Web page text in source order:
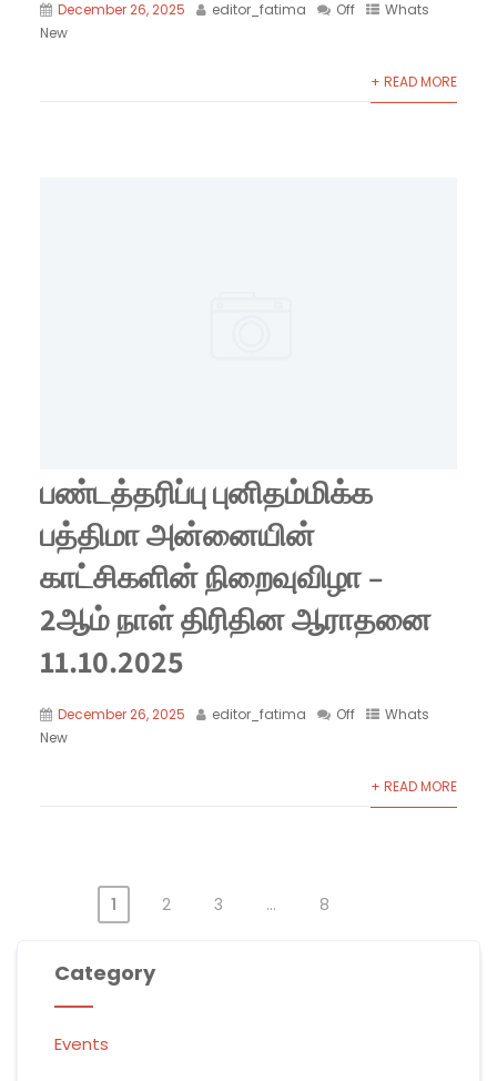
December 26, 2025 editor_fatima Off
Whats
New
+ READ MORE
பண்டத்தரிப்பு புனிதம்மிக்க
பத்திமா அன்னையின்
காட்சிகளின் நிறைவுவிழா –
2ஆம் நாள் திரிதின ஆராதனை
11.10.2025
December 26, 2025 editor_fatima Off
Whats
New
+ READ MORE
Posts
pagination
1 2 3 … 8
Category
Events